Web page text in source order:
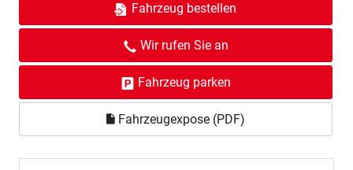
Fahrzeug bestellen
Wir rufen Sie an
Fahrzeug parken
Fahrzeugexpose (PDF)